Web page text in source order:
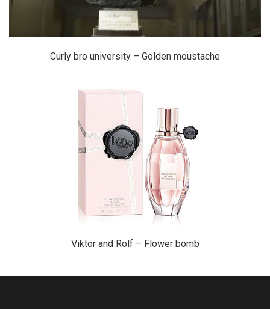
Curly bro university – Golden moustache
Viktor and Rolf – Flower bomb